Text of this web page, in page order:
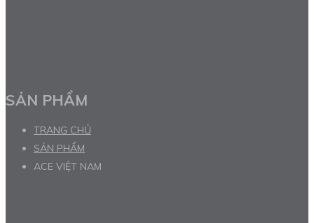
SẢN PHẨM
TRANG CHỦ
SẢN PHẨM
ACE VIỆT NAM